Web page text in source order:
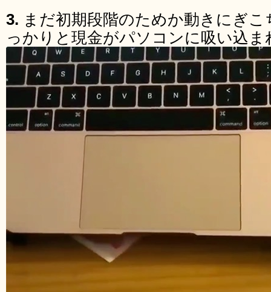
3. まだ初期段階のためか動きにぎ
っかりと現金がパソコンに吸い込ま